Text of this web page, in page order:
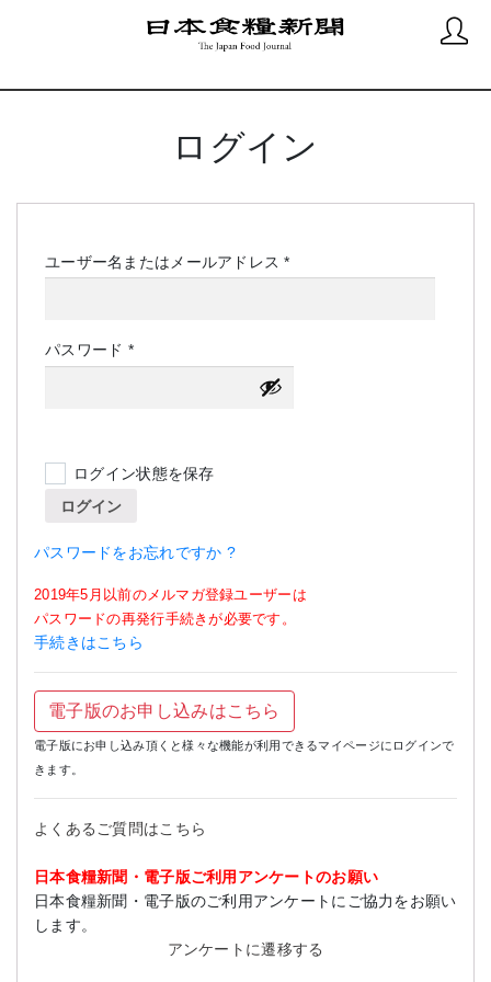
ログイン
ユーザー名またはメールアドレス*必
パスワード *必
須
ログイン状態を保存
ログイン
パスワードをお忘れですか ?
2019年5月以前のメルマガ登録ユーザーは
パスワードの再発行手続きが必要です。
手続きはこちら
電子版のお申し込みはこちら
電子版にお申し込み頂くと様々な機能が利用できるマイページにログインで
きます。
よくあるご質問はこちら
日本食糧新聞・電子版ご利用アンケートのお願い
日本食糧新聞・電子版のご利用アンケートにご協力をお願い
します。
アンケートに遷移する